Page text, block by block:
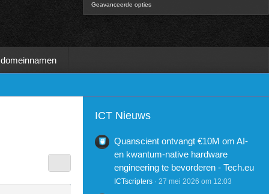
Geavanceerde opties
ICT Nieuws
Quanscient ontvangt €10M om AI-
en kwantum-native hardware
engineering te bevorderen - Tech.eu
ICTscripters 27 mei 2026 om 12:03